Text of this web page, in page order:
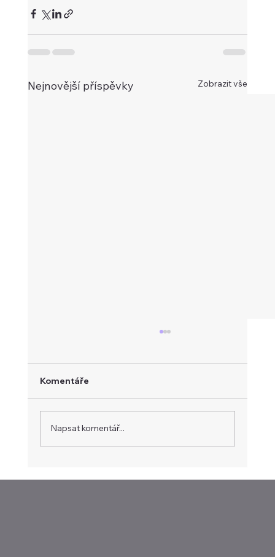
Nejnovější příspěvky Zobrazit vše
Komentáře
Napsat komentář...